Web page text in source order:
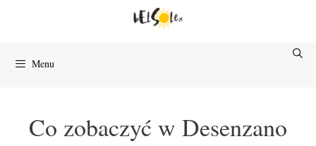
Menu
Co zobaczyć w Desenzano